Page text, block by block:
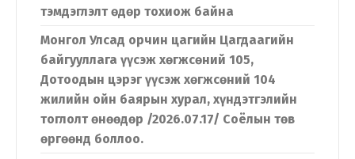
тэмдэглэлт өдөр тохиож байна
Монгол Улсад орчин цагийн Цагдаагийн
байгууллага үүсэж хөгжсөний 105,
Дотоодын цэрэг үүсэж хөгжсөний 104
жилийн ойн баярын хурал, хүндэтгэлийн
тоглолт өнөөдөр /2026.07.17/ Соёлын төв
өргөөнд боллоо.